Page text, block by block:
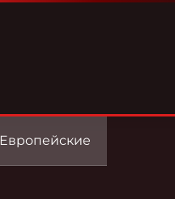
Европейские